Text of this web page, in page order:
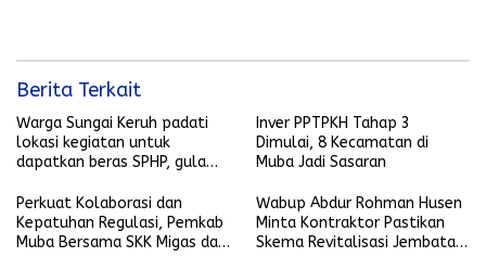
Berita Terkait
Warga Sungai Keruh padati
lokasi kegiatan untuk
dapatkan beras SPHP, gula
dengan harga terjangkau
Inver PPTPKH Tahap 3
Dimulai, 8 Kecamatan di
Muba Jadi Sasaran
Perkuat Kolaborasi dan
Kepatuhan Regulasi, Pemkab
Muba Bersama SKK Migas dan
Wabup Abdur Rohman Husen
Minta Kontraktor Pastikan
Skema Revitalisasi Jembatan